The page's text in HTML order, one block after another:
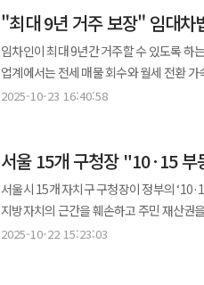
수 있다”고 우려했다.
데이터센터로 평가된다. 또한 국제 인증 기준인 ‘티어Ⅲ 이상’ 수준의 무중단 운용 시스템을 갖췄으며 핵심 설비는 모두
이중화·삼중화해 안정성을 확보했다. 현대건설은 이번 사업을 계기로 수도권 주요 거점을 중심으로 디지털 인프라
네트워크를 확대하고 AI·클라우드 수요에
현대건설은 네이버 세종 데이터센터, KT
SMR(소형모듈원전) 등과 연계한 차세대
일었다. 일부 조합원들은 “조합장이 특정
신뢰도에 금이 가면서 사퇴 압박이 거세졌다. 이 사건 이후 포스코이앤씨는 “공정하고 투명한 경쟁 질서를 확보하기
어렵다”며 조합에 입찰 불참을 통보했다.
“오는 28일 예정된 시공사 선정 입찰이 유
밝혔다. 조합 측은 입찰이 유찰될 경우 내년 정기총회에서 선출될 새로운 조합장이 시공사 선정 절차를 이어받도록
과정에서 조합과 특정 건설사 간 유착 의
정상화모임'은 현재 임시총회 소집 발의서를 준비하고 있다. 논란의 중심은 조합이
△로열층 우선 분양 금지 △프리미엄 보장
결정 등이 포함됐다. 현대건설과 HDC현
GS건설만 참여해 단독 입찰이 불가피해졌다. 조합은 지난달 대의원회를 통해 지침을 수정하고 재입찰에 나서기
"최대 9년 거주 보장" 임대
임차인이 최대 9년간 거주할 수 있도록 하
업계에서는 전세 매물 회수와 월세 전환 가속
의안정보시스템에 따르면 한창민 사회민
강화했다. 임대인은 국세·지방세 납세증
양도할 경우 새 임대인의 인적 사항과 재
보증금과 선순위 담보권, 체납액을 합한 금액이 주
발생 시점을 입주 ‘다음날 0시’에서 ‘당
전부터 3개월 전 사이에는 임대인이 최신 재정 정보를 갱
2025-10-23 16:40:58
서울 15개 구청장 "10·15
서울시 15개 자치구 구청장이 정부의
지방자치의 근간을 훼손하고 주민 재산권을 침해한다
송파구청장 포함 15개 구청장은 22일 오
2025-10-22 15:23:03